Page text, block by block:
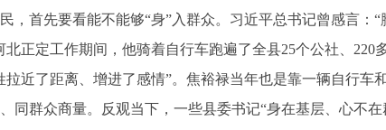
首先要看能不能够“身”入群众。习近平总书记曾感言：“
正定工作期间，他骑着自行车跑遍了全县25个公社、220
近了距离、增进了感情”。焦裕禄当年也是靠一辆自行车
同群众商量。反观当下，一些县委书记“身在基层、心不在